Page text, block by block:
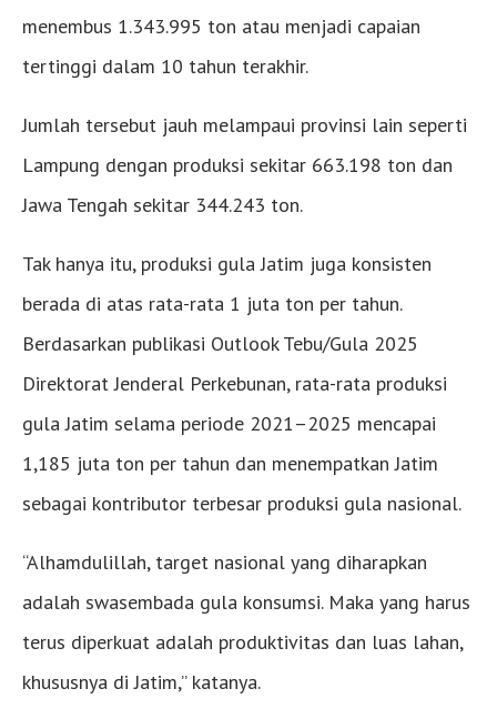
menembus 1.343.995 ton atau menjadi capaian
tertinggi dalam 10 tahun terakhir.
Jumlah tersebut jauh melampaui provinsi lain seperti
Lampung dengan produksi sekitar 663.198 ton dan
Jawa Tengah sekitar 344.243 ton.
Tak hanya itu, produksi gula Jatim juga konsisten
berada di atas rata-rata 1 juta ton per tahun.
Berdasarkan publikasi Outlook Tebu/Gula 2025
Direktorat Jenderal Perkebunan, rata-rata produksi
gula Jatim selama periode 2021–2025 mencapai
1,185 juta ton per tahun dan menempatkan Jatim
sebagai kontributor terbesar produksi gula nasional.
“Alhamdulillah, target nasional yang diharapkan
adalah swasembada gula konsumsi. Maka yang harus
terus diperkuat adalah produktivitas dan luas lahan,
khususnya di Jatim,” katanya.